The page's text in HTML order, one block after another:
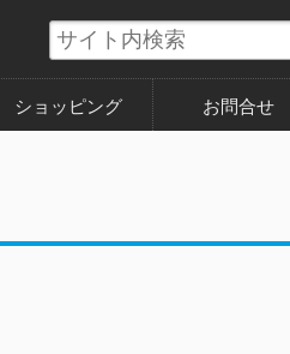
ショッピング お問合せ